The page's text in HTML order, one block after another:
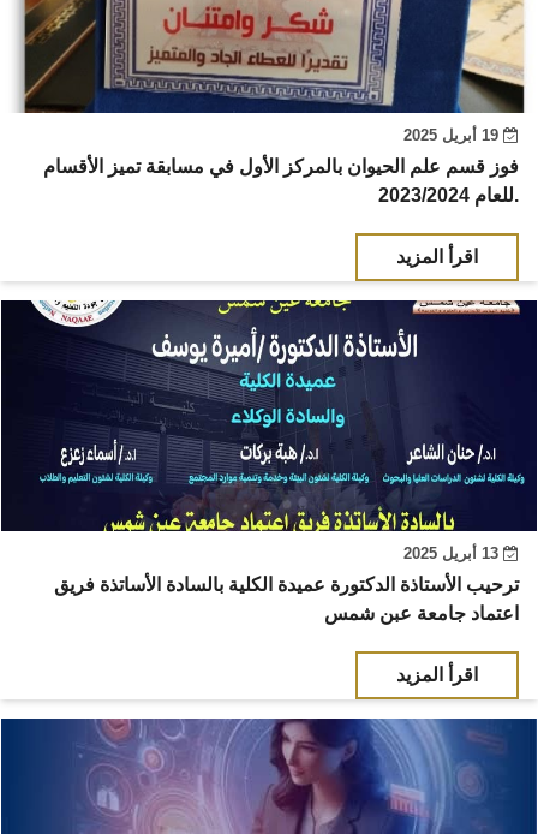
فوز قسم علم الحيوان بالمركز الأول في مسابقة تميز الأقسام
للعام 2023/2024.
اقرأ المزيد
ترحيب الأستاذة الدكتورة عميدة الكلية بالسادة الأساتذة فريق
اعتماد جامعة عبن شمس
اقرأ المزيد